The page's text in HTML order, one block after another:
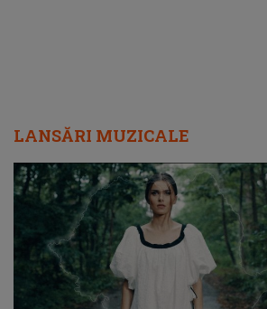
Când DORUL devine muzică, apare
"Nu ajung acasă". Piesa lansată de
Theo Rose și DOMINO îi poartă pe
ascultători prin AMINTIRI și
REGĂSIRI, iar drumul emoțiilor
trece prin sufletul publicului:
"Pentru toți cei care au plecat
departe ca să le fie mai bine"